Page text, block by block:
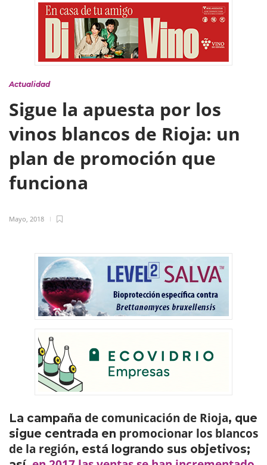
Actualidad
Sigue la apuesta por los
vinos blancos de Rioja: un
plan de promoción que
funciona
Mayo, 2018
La campaña de comunicación de Rioja, que
sigue centrada en promocionar los blancos
de la región, está logrando sus objetivos;